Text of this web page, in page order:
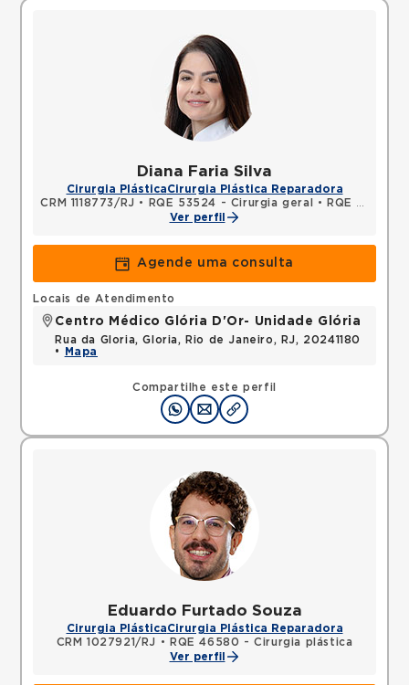
Diana Faria Silva
Cirurgia PlásticaCirurgia Plástica Reparadora
CRM 1118773/RJ • RQE 53524 - Cirurgia geral •
RQE 53525 - Cirurgia plástica
Ver perfil
Agende uma consulta
Compartilhe este perfil
Locais de Atendimento
Centro Médico Glória D'Or- Unidade Glória
Rua da Gloria, Gloria, Rio de Janeiro, RJ, 20241180
•
Mapa
Eduardo Furtado Souza
Cirurgia PlásticaCirurgia Plástica Reparadora
CRM 1027921/RJ •
RQE 46580 - Cirurgia plástica
Ver perfil